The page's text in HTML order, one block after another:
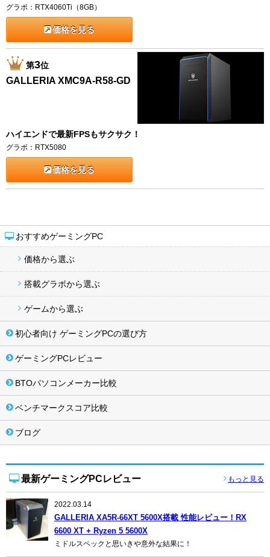
おすすめゲーミングPC
価格から選ぶ
搭載グラボから選ぶ
ゲームから選ぶ
初心者向け ゲーミングPCの選び方
ゲーミングPCレビュー
BTOパソコンメーカー比較
ベンチマークスコア比較
ブログ
最新ゲーミングPCレビュー もっと見る
2022.03.14
GALLERIA XA5R-66XT 5600X搭載 性能レビュー！RX
6600 XT + Ryzen 5 5600X
ミドルスペックと思いきや意外な結果に！
グラボ：RTX4060Ti（8GB）
価格を見る
第3位
GALLERIA XMC9A-R58-GD
ハイエンドで最新FPSもサクサク！
グラボ：RTX5080
価格を見る